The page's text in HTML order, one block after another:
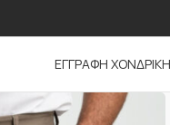
ΕΓΓΡΑΦΗ